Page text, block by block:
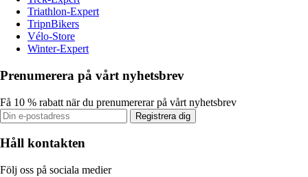
Triathlon-Expert
TripnBikers
Vélo-Store
Winter-Expert
Prenumerera på vårt nyhetsbrev
Få 10 % rabatt när du prenumererar på vårt nyhetsbrev
Registrera dig
Håll kontakten
Följ oss på sociala medier